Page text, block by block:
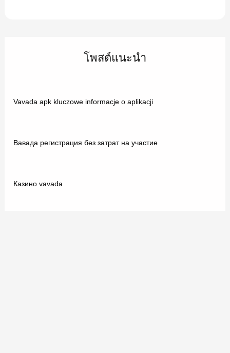
โพสต์แนะนำ
Vavada apk kluczowe informacje o aplikacji
Вавада регистрация без затрат на участие
Казино vavada